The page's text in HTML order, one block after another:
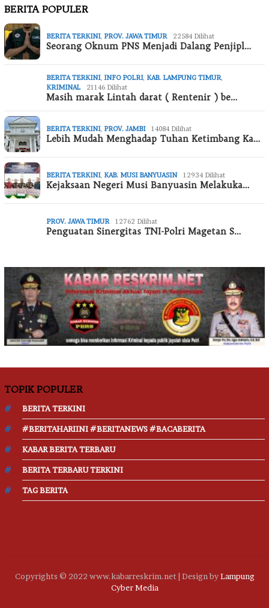
BERITA POPULER
BERITA TERKINI, PROV. JAWA TIMUR 22584 Dilihat
Seorang Oknum PNS Menjadi Dalang Penjipl…
BERITA TERKINI, INFO POLRI, KAB. LAMPUNG TIMUR
KRIMINAL
21146 Dilihat
Masih marak Lintah darat ( Rentenir ) be…
BERITA TERKINI, PROV. JAMBI 14084 Dilihat
Lebih Mudah Menghadap Tuhan Ketimbang Ka…
BERITA TERKINI, KAB. MUSI BANYUASIN 12934 Dilihat
Kejaksaan Negeri Musi Banyuasin Melakuka…
PROV. JAWA TIMUR 12762 Dilihat
Penguatan Sinergitas TNI-Polri Magetan S…
TOPIK POPULER
BERITA TERKINI
#BERITAHARIINI #BERITANEWS #BACABERITA
KABAR BERITA TERBARU
BERITA TERBARU TERKINI
TAG BERITA
Copyrights © 2022 www.kabarreskrim.net | Design byLampung
Cyber Media